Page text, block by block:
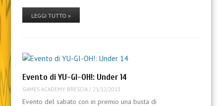
LEGGI TUTTO »
Evento di YU-GI-OH!: Under 14
GAMES ACADEMY BRESCIA/ 21/12/2013
Evento del sabato con in premio una busta di